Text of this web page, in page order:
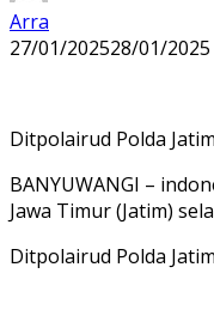
Arra
27/01/202528/01/2025
Ditpolairud Polda
BANYUWANGI –
Jawa Timur (Jatim)
Ditpolairud Polda